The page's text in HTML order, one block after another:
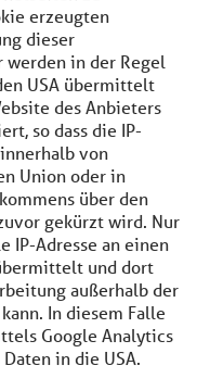
erzeugten
dieser
in der Regel
USA übermittelt
des Anbieters
so dass die IP-
von
Union oder in
über den
gekürzt wird. Nur
IP-Adresse an einen
und dort
außerhalb der
In diesem Falle
Google Analytics
in die USA.